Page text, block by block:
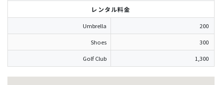
レンタル料金
Umbrella 200
Shoes 300
Golf Club 1,300